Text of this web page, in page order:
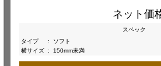
ネット価
スペック
タイプ
:
ソフト
横サイズ : 150mm未満